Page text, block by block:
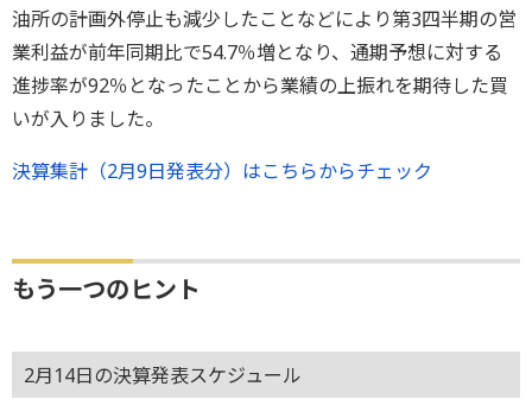
油所の計画外停止も減少したことなどにより第3四半期の営
業利益が前年同期比で54.7％増となり、通期予想に対する
進捗率が92％となったことから業績の上振れを期待した買
いが入りました。
決算集計（2月9日発表分）はこちらからチェック
もう一つのヒント
2月14日の決算発表スケジュール